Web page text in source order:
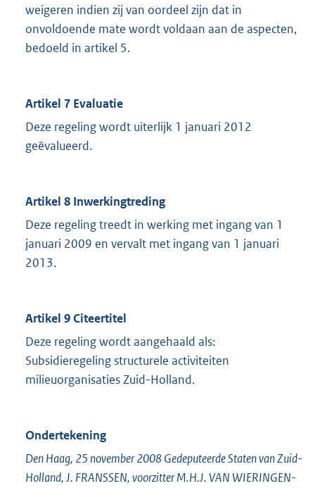
weigeren indien zij van oordeel zijn dat in
onvoldoende mate wordt voldaan aan de aspecten,
bedoeld in artikel 5.
Artikel 7 Evaluatie
Deze regeling wordt uiterlijk 1 januari 2012
geëvalueerd.
Artikel 8 Inwerkingtreding
Deze regeling treedt in werking met ingang van 1
januari 2009 en vervalt met ingang van 1 januari
2013.
Artikel 9 Citeertitel
Deze regeling wordt aangehaald als:
Subsidieregeling structurele activiteiten
milieuorganisaties Zuid-Holland.
Ondertekening
Den Haag, 25 november 2008 Gedeputeerde Staten van Zuid-
Holland, J. FRANSSEN, voorzitter M.H.J. VAN WIERINGEN-